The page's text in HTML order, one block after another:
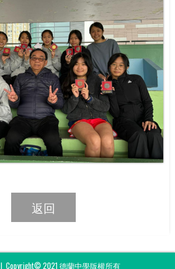
返回
| Copyright© 2021 德蘭中學版權所有